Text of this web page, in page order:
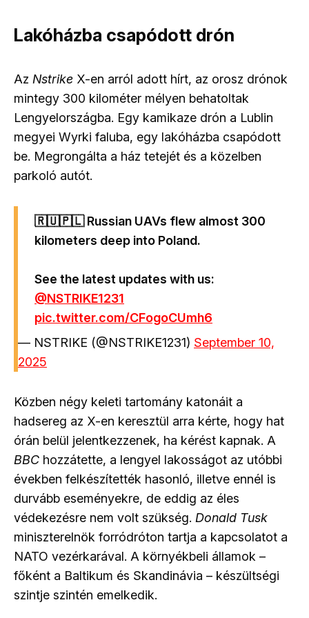
Lakóházba csapódott drón
Az Nstrike X-en arról adott hírt, az orosz drónok
mintegy 300 kilométer mélyen behatoltak
Lengyelországba. Egy kamikaze drón a Lublin
megyei Wyrki faluba, egy lakóházba csapódott
be. Megrongálta a ház tetejét és a közelben
parkoló autót.
🇷🇺🇵🇱 Russian UAVs flew almost 300
kilometers deep into Poland.
See the latest updates with us:
@NSTRIKE1231
pic.twitter.com/CFogoCUmh6
— NSTRIKE (@NSTRIKE1231) September 10,
2025
Közben négy keleti tartomány katonáit a
hadsereg az X-en keresztül arra kérte, hogy hat
órán belül jelentkezzenek, ha kérést kapnak. A
BBC hozzátette, a lengyel lakosságot az utóbbi
években felkészítették hasonló, illetve ennél is
durvább eseményekre, de eddig az éles
védekezésre nem volt szükség. Donald Tusk
miniszterelnök forródróton tartja a kapcsolatot a
NATO vezérkarával. A környékbeli államok –
főként a Baltikum és Skandinávia – készültségi
szintje szintén emelkedik.